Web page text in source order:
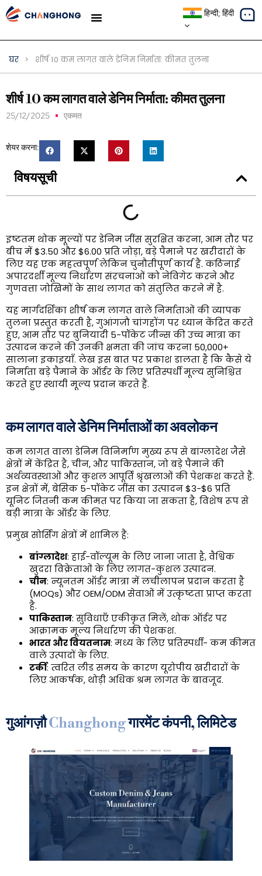
हिन्दी; हिंदी
घर > शीर्ष 10 कम लागत वाले डेनिम निर्माता: कीमत तुलना
शीर्ष 10 कम लागत वाले डेनिम निर्माता: कीमत तुलना
25/12/2025 एकमत
शेयर करना:
विषयसूची
इष्टतम थोक मूल्यों पर डेनिम जींस सुरक्षित करना, आम तौर पर
बीच में $3.50 और $6.00 प्रति जोड़ा, बड़े पैमाने पर खरीदारों के
लिए यह एक महत्वपूर्ण लेकिन चुनौतीपूर्ण कार्य है. कठिनाई
अपारदर्शी मूल्य निर्धारण संरचनाओं को नेविगेट करने और
गुणवत्ता जोखिमों के साथ लागत को संतुलित करने में है.
यह मार्गदर्शिका शीर्ष कम लागत वाले निर्माताओं की व्यापक
तुलना प्रस्तुत करती है, गुआंगज़ौ चांगहोंग पर ध्यान केंद्रित करते
हुए, आम तौर पर बुनियादी 5-पॉकेट जीन्स की उच्च मात्रा का
उत्पादन करने की उनकी क्षमता की जांच करना 50,000+
सालाना इकाइयाँ. लेख इस बात पर प्रकाश डालता है कि कैसे ये
निर्माता बड़े पैमाने के ऑर्डर के लिए प्रतिस्पर्धी मूल्य सुनिश्चित
करते हुए स्थायी मूल्य प्रदान करते हैं.
कम लागत वाले डेनिम निर्माताओं का अवलोकन
कम लागत वाला डेनिम विनिर्माण मुख्य रूप से बांग्लादेश जैसे
क्षेत्रों में केंद्रित है, चीन, और पाकिस्तान, जो बड़े पैमाने की
अर्थव्यवस्थाओं और कुशल आपूर्ति श्रृंखलाओं की पेशकश करते हैं.
इन क्षेत्रों में, बेसिक 5-पॉकेट जींस का उत्पादन $3-$6 प्रति
यूनिट जितनी कम कीमत पर किया जा सकता है, विशेष रूप से
बड़ी मात्रा के ऑर्डर के लिए.
प्रमुख सोर्सिंग क्षेत्रों में शामिल हैं:
बांग्लादेश: हाई-वॉल्यूम के लिए जाना जाता है, वैश्विक
खुदरा विक्रेताओं के लिए लागत-कुशल उत्पादन.
चीन: न्यूनतम ऑर्डर मात्रा में लचीलापन प्रदान करता है
(MOQs) और OEM/ODM सेवाओं में उत्कृष्टता प्राप्त करता
है.
पाकिस्तान: सुविधाएँ एकीकृत मिलें, थोक ऑर्डर पर
आक्रामक मूल्य निर्धारण की पेशकश.
भारत और वियतनाम: मध्य के लिए प्रतिस्पर्धी- कम कीमत
वाले उत्पादों के लिए.
टर्की: त्वरित लीड समय के कारण यूरोपीय खरीदारों के
लिए आकर्षक, थोड़ी अधिक श्रम लागत के बावजूद.
गुआंगज़ौChanghongगारमेंट कंपनी, लिमिटेड